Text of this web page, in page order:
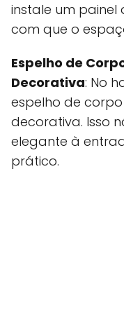
instale um painel
com que o
Espelho de
Decorativa: No
espelho de
decorativa. Isso
elegante à
prático.